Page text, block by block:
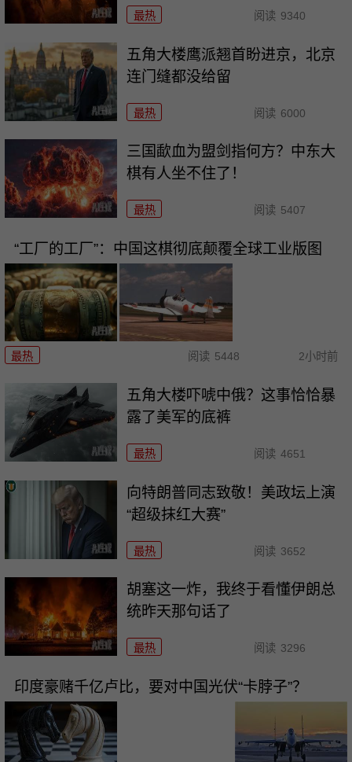
最热 阅读 9340
五角大楼鹰派翘首盼进京，北京
连门缝都没给留
最热 阅读 6000
三国歃血为盟剑指何方？中东大
棋有人坐不住了！
最热 阅读 5407
“工厂的工厂”：中国这棋彻底颠覆全球工业版图
最热 阅读 5448 2小时前
五角大楼吓唬中俄？这事恰恰暴
露了美军的底裤
最热 阅读 4651
向特朗普同志致敬！美政坛上演
“超级抹红大赛”
最热 阅读 3652
胡塞这一炸，我终于看懂伊朗总
统昨天那句话了
最热 阅读 3296
印度豪赌千亿卢比，要对中国光伏“卡脖子”？